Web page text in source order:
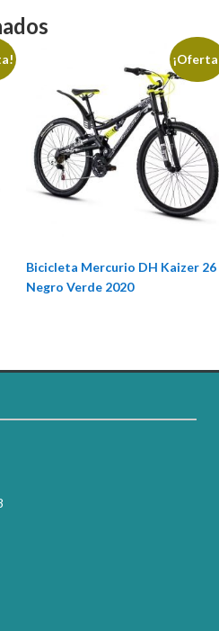
Bicicleta Mercurio DH Kaizer 26
Negro Verde 2020